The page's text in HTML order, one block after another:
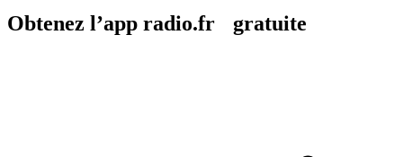
Obtenez l’app radio.fr gratuite